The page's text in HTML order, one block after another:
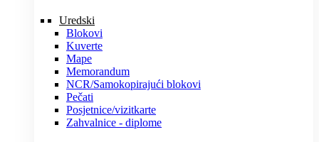
Uredski
Blokovi
Kuverte
Mape
Memorandum
NCR/Samokopirajući blokovi
Pečati
Posjetnice/vizitkarte
Zahvalnice - diplome